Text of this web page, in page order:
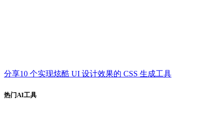
分享10 个实现炫酷 UI 设计效果的 CSS 生成工具
热门AI工具